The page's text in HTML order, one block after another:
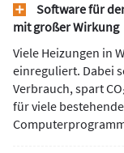
Software für
mit großer Wirkung
Viele Heizungen in
einreguliert. Dabei
Verbrauch, spart
für viele